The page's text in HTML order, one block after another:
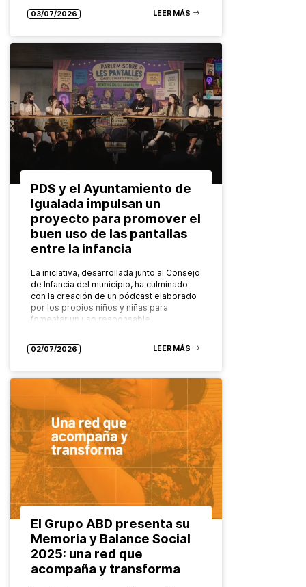
03/07/2026 LEER MÁS
PDS y el Ayuntamiento de
Igualada impulsan un
proyecto para promover el
buen uso de las pantallas
entre la infancia
La iniciativa, desarrollada junto al Consejo
de Infancia del municipio, ha culminado
con la creación de un pódcast elaborado
por los propios niños y niñas para
fomentar un uso responsable…
02/07/2026 LEER MÁS
El Grupo ABD presenta su
Memoria y Balance Social
2025: una red que
acompaña y transforma